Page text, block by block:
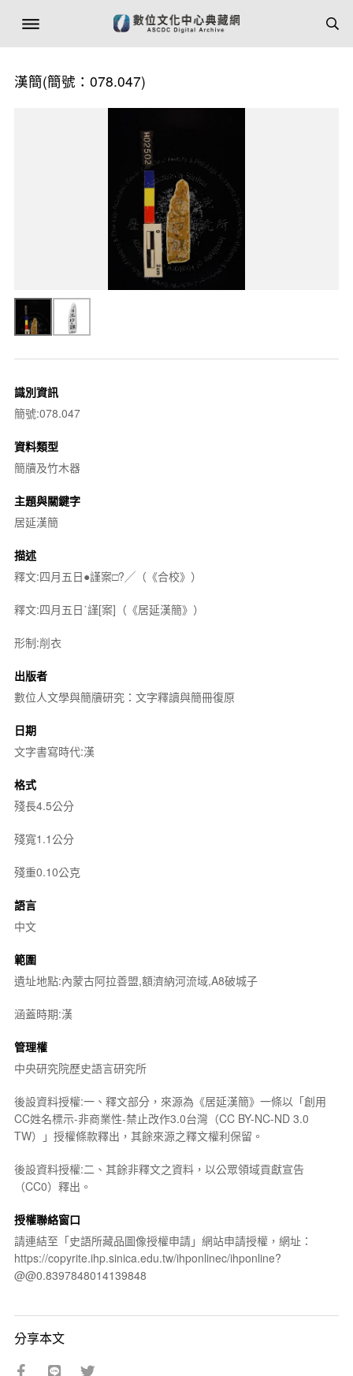
漢簡(簡號：078.047)
識別資訊
簡號:078.047
資料類型
簡牘及竹木器
主題與關鍵字
居延漢簡
描述
釋文:四月五日●謹案□?╱（《合校》）
釋文:四月五日˙謹[案]（《居延漢簡》）
形制:削衣
出版者
數位人文學與簡牘研究：文字釋讀與簡冊復原
日期
文字書寫時代:漢
格式
殘長4.5公分
殘寬1.1公分
殘重0.10公克
語言
中文
範圍
遺址地點:內蒙古阿拉善盟,額濟納河流域,A8破城子
涵蓋時期:漢
管理權
中央研究院歷史語言研究所
後設資料授權:一、釋文部分，來源為《居延漢簡》一條以「創用
CC姓名標示-非商業性-禁止改作3.0台灣（CC BY-NC-ND 3.0
TW）」授權條款釋出，其餘來源之釋文權利保留。
後設資料授權:二、其餘非釋文之資料，以公眾領域貢獻宣告
（CC0）釋出。
授權聯絡窗口
請連結至「史語所藏品圖像授權申請」網站申請授權，網址：
https://copyrite.ihp.sinica.edu.tw/ihponlinec/ihponline?
@@0.8397848014139848
分享本文